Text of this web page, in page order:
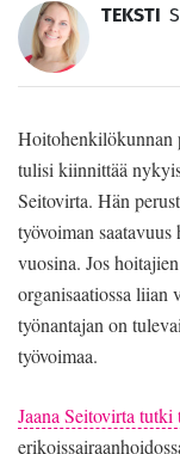
TEKSTI
Hoitohenkilökunnan
tulisi kiinnittää
Seitovirta. Hän
työvoiman
vuosina. Jos
organisaatiossa liian
työnantajan on
työvoimaa.
Jaana Seitovirta tutki